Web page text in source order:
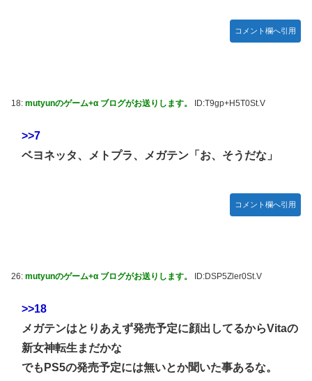
コメント欄へ引用
18: mutyunのゲーム+α ブログがお送りします。 ID:T9gp+H5T0St.V
>>7
ベヨネッタ、メトプラ、メガテン「お、そうだな」
コメント欄へ引用
26: mutyunのゲーム+α ブログがお送りします。 ID:DSP5Zler0St.V
>>18
メガテンはとりあえず発売予定に顔出してるからVitaの
新女神転生まだかな
でもPS5の発売予定には無いとか聞いた事あるな。